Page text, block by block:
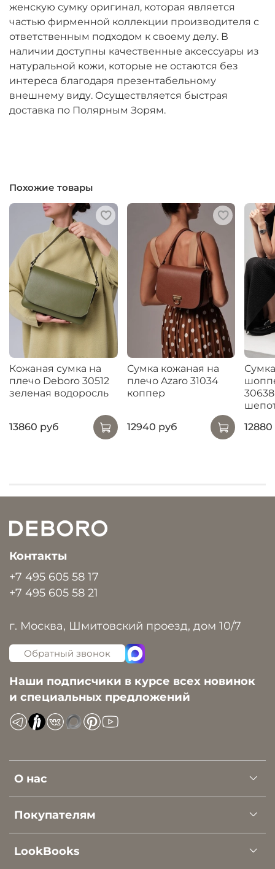
женскую сумку оригинал, которая является
частью фирменной коллекции производителя с
ответственным подходом к своему делу. В
наличии доступны качественные аксессуары из
натуральной кожи, которые не остаются без
интереса благодаря презентабельному
внешнему виду. Осуществляется быстрая
доставка по Полярным Зорям.
Похожие товары
Кожаная сумка на
плечо Deboro 30512
зеленая водоросль
13860 руб
Сумка кожаная на
плечо Azaro 31034
коппер
12940 руб
О нас
Покупателям
LookBooks
Контакты
+7 495 605 58 17
+7 495 605 58 21
г. Москва, Шмитовский проезд, дом 10/7
Обратный звонок
Наши подписчики в курсе всех новинок
и специальных предложений